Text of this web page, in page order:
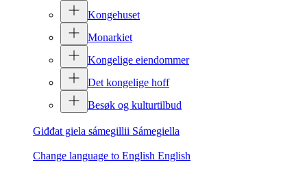
Kongehuset
Monarkiet
Kongelige eiendommer
Det kongelige hoff
Besøk og kulturtilbud
Giđđat giela sámegillii Sámegiella
Change language to English English